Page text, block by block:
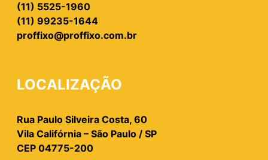
(11) 5525-1960
(11) 99235-1644
proffixo@proffixo.com.br
LOCALIZAÇÃO
Rua Paulo Silveira Costa, 60
Vila Califórnia – São Paulo / SP
CEP 04775-200